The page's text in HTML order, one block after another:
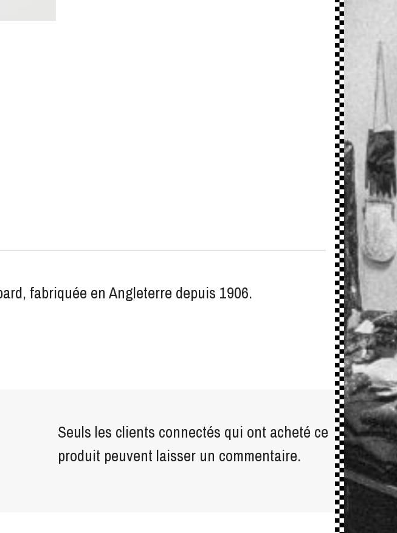
fabriquée en Angleterre depuis 1906.
Seuls les clients connectés qui ont acheté ce
produit peuvent laisser un commentaire.